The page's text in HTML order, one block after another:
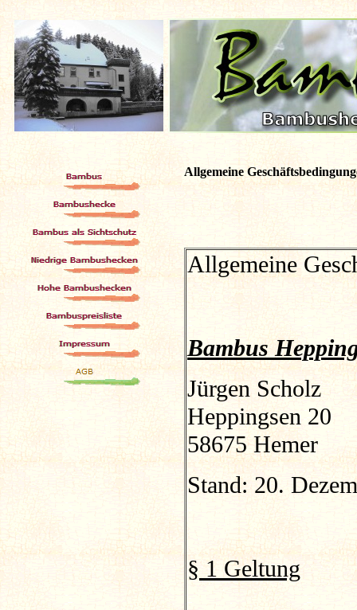
Allgemeine
Allgemeine
Bambus
Jürgen Scholz
Heppingsen 20
58675 Hemer
Stand: 20.
§ 1 Geltung